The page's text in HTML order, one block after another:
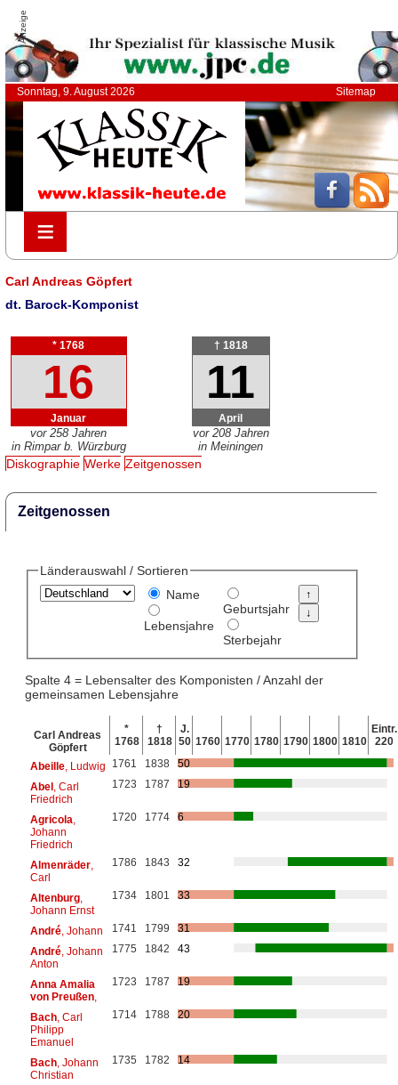
Anzeige
Sonntag, 9. August 2026 Sitemap
≡
≡
Carl Andreas Göpfert
dt. Barock-Komponist
* 1768
16
Januar
vor 258 Jahren
in Rimpar b. Würzburg
† 1818
11
April
vor 208 Jahren
in Meiningen
Diskographie Werke Zeitgenossen
Zeitgenossen
Länderauswahl / Sortieren
Name
Lebensjahre
Geburtsjahr
Sterbejahr
Spalte 4 = Lebensalter des Komponisten / Anzahl der
gemeinsamen Lebensjahre
Carl Andreas
Göpfert
*
1768
†
1818
J.
50 1760 1770 1780 1790 1800 1810
Eintr.
220
Abeille, Ludwig 1761 1838
50
Abel, Carl
Friedrich
1723 1787 19
Agricola
Johann
Friedrich
1720 1774 6
Almenräder,
Carl
1786 1843 32
Altenburg,
Johann Ernst
1734 1801 33
André, Johann 1741 1799
31
André, Johann
Anton
1775 1842 43
Anna Amalia
von Preußen,
1723 1787 19
Bach, Carl
Philipp
Emanuel
1714 1788 20
Bach, Johann
Christian
1735 1782 14